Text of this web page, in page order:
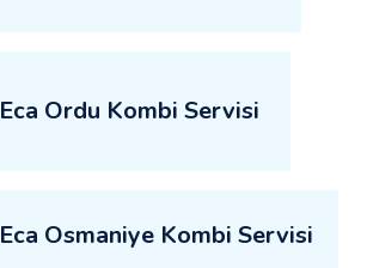
Eca Ordu Kombi Servisi
Eca Osmaniye Kombi Servisi